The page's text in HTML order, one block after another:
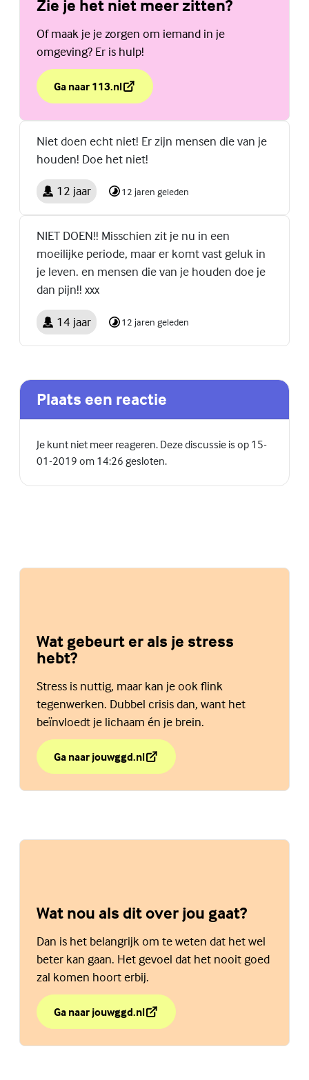
Zie je het niet meer zitten?
Of maak je je zorgen om iemand in je
omgeving? Er is hulp!
Ga naar 113.nl
over Zie je het niet meer zitten?
(Externe link)
Niet doen echt niet! Er zijn mensen die van je
houden! Doe het niet!
12 jaar 12 jaren geleden
NIET DOEN!! Misschien zit je nu in een
moeilijke periode, maar er komt vast geluk in
je leven. en mensen die van je houden doe je
dan pijn!! xxx
14 jaar 12 jaren geleden
Plaats een reactie
Je kunt niet meer reageren. Deze discussie is op 15-
01-2019 om 14:26 gesloten.
Wat gebeurt er als je stress
hebt?
Stress is nuttig, maar kan je ook flink
tegenwerken. Dubbel crisis dan, want het
beïnvloedt je lichaam én je brein.
Ga naar jouwggd.nl
over Wat gebeurt er als je stress hebt?
(Externe link)
Wat nou als dit over jou gaat?
Dan is het belangrijk om te weten dat het wel
beter kan gaan. Het gevoel dat het nooit goed
zal komen hoort erbij.
Ga naar jouwggd.nl
over Wat nou als dit over jou gaat?
(Externe link)